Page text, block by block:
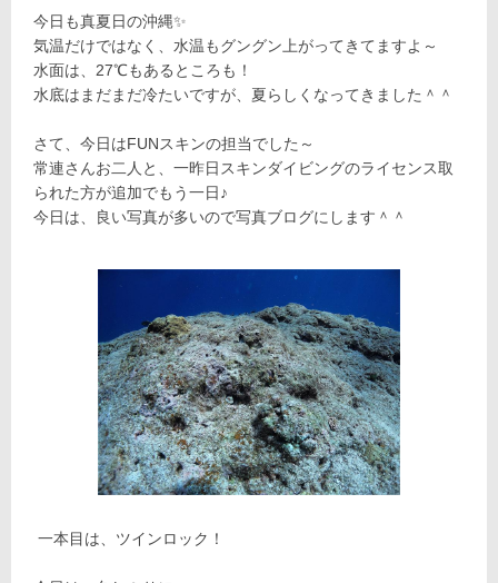
今日も真夏日の沖縄✨
気温だけではなく、水温もグングン上がってきてますよ～
水面は、27℃もあるところも！
水底はまだまだ冷たいですが、夏らしくなってきました＾＾
さて、今日はFUNスキンの担当でした～
常連さんお二人と、一昨日スキンダイビングのライセンス取
られた方が追加でもう一日♪
今日は、良い写真が多いので写真ブログにします＾＾
一本目は、ツインロック！